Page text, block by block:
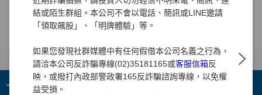
結或陌生群組。本公司不會以電話、簡訊或LINE邀請
「領取飆股」、「明牌體驗」等。
如果您發現社群媒體中有任何假借本公司名義之行為，
請洽本公司反詐騙專線(02)35181165或客服信箱反
映，或撥打內政部警政署165反詐騙諮詢專線，以免權
益受損。
+ 集團成員